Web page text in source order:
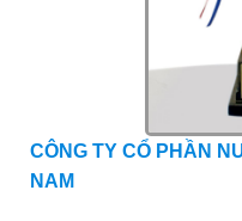
CÔNG TY CỔ PHẦN
NAM